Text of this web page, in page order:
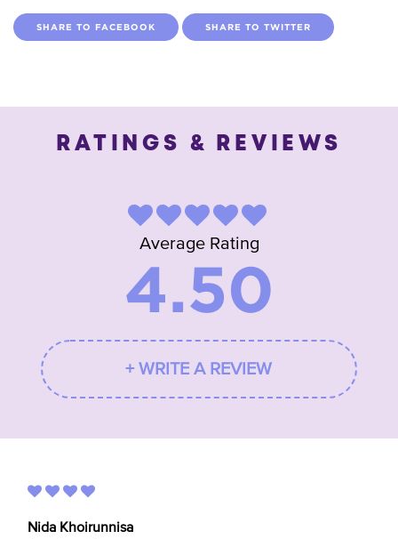
SHARE TO FACEBOOK SHARE TO TWITTER
RATINGS & REVIEWS
Average Rating
4.50
+ WRITE A REVIEW
Nida Khoirunnisa